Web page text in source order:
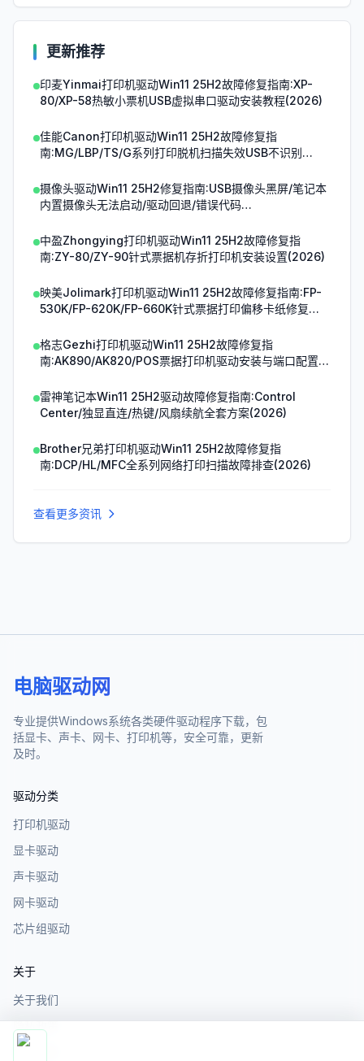
更新推荐
印麦Yinmai打印机驱动Win11 25H2故障修复指南:XP-
80/XP-58热敏小票机USB虚拟串口驱动安装教程(2026)
佳能Canon打印机驱动Win11 25H2故障修复指
南:MG/LBP/TS/G系列打印脱机扫描失效USB不识别
摄像头驱动Win11 25H2修复指南:USB摄像头黑屏/笔记本
内置摄像头无法启动/驱动回退/错误代码
中盈Zhongying打印机驱动Win11 25H2故障修复指
南:ZY-80/ZY-90针式票据机存折打印机安装设置(2026)
映美Jolimark打印机驱动Win11 25H2故障修复指南:FP-
530K/FP-620K/FP-660K针式票据打印偏移卡纸修复
格志Gezhi打印机驱动Win11 25H2故障修复指
南:AK890/AK820/POS票据打印机驱动安装与端口配置
雷神笔记本Win11 25H2驱动故障修复指南:Control
Center/独显直连/热键/风扇续航全套方案(2026)
Brother兄弟打印机驱动Win11 25H2故障修复指
南:DCP/HL/MFC全系列网络打印扫描故障排查(2026)
查看更多资讯
电脑驱动网
专业提供Windows系统各类硬件驱动程序下载，包
括显卡、声卡、网卡、打印机等，安全可靠，更新
及时。
驱动分类
打印机驱动
显卡驱动
声卡驱动
网卡驱动
芯片组驱动
关于
关于我们
隐私政策